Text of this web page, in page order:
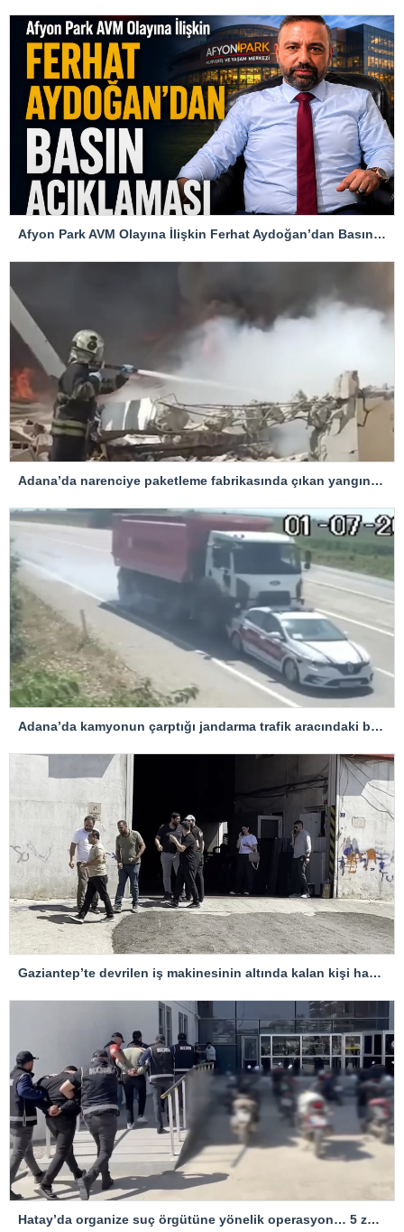
Afyon Park AVM Olayına İlişkin Ferhat Aydoğan’dan Basın Açıklaması
Adana’da narenciye paketleme fabrikasında çıkan yangın kontrol altına alındı
Adana’da kamyonun çarptığı jandarma trafik aracındaki bir personel yaralandı
Gaziantep’te devrilen iş makinesinin altında kalan kişi hayatını kaybetti
Hatay’da organize suç örgütüne yönelik operasyon… 5 zanlı tutuklandı